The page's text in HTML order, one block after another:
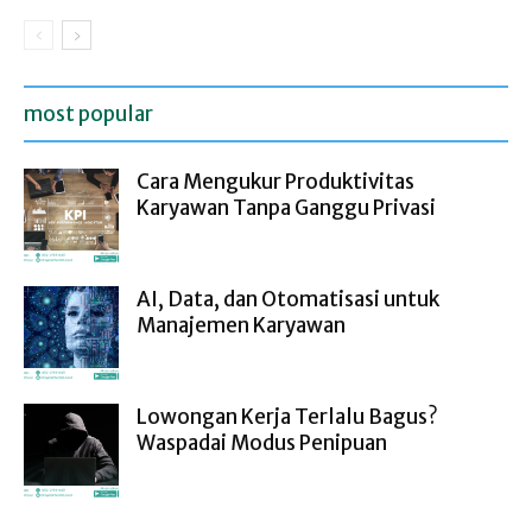
most popular
Cara Mengukur Produktivitas
Karyawan Tanpa Ganggu Privasi
AI, Data, dan Otomatisasi untuk
Manajemen Karyawan
Lowongan Kerja Terlalu Bagus?
Waspadai Modus Penipuan